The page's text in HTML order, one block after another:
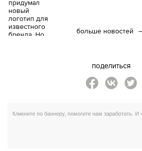
больше новостей
поделиться